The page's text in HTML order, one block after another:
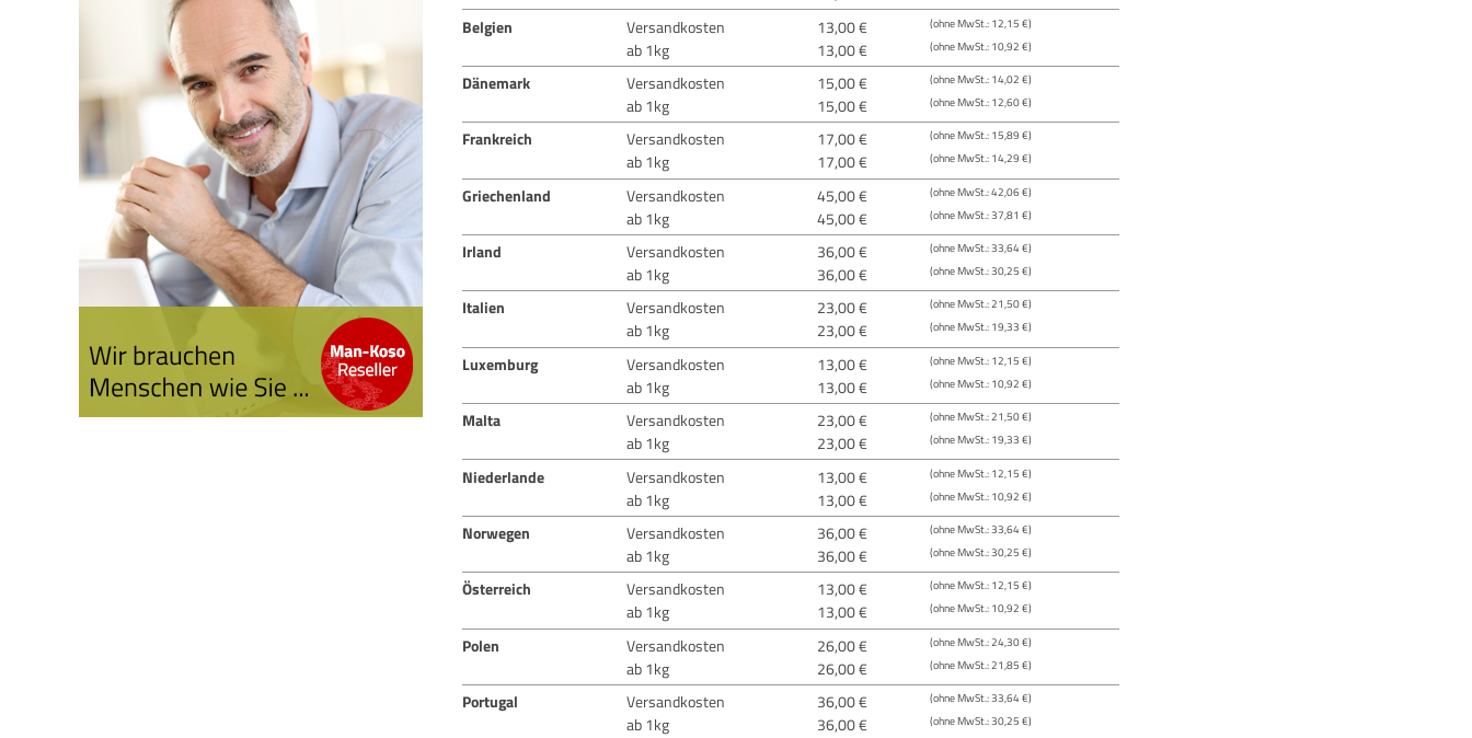
Belgien Versandkosten 13,00 € (ohne MwSt.: 12,15 €)
ab 1kg 13,00 € (ohne MwSt.: 10,92 €)
Dänemark Versandkosten 15,00 € (ohne MwSt.: 14,02 €)
ab 1kg 15,00 € (ohne MwSt.: 12,60 €)
Frankreich Versandkosten 17,00 € (ohne MwSt.: 15,89 €)
ab 1kg 17,00 € (ohne MwSt.: 14,29 €)
Griechenland Versandkosten 45,00 € (ohne MwSt.: 42,06 €)
ab 1kg 45,00 € (ohne MwSt.: 37,81 €)
Irland Versandkosten 36,00 € (ohne MwSt.: 33,64 €)
ab 1kg 36,00 € (ohne MwSt.: 30,25 €)
Italien Versandkosten 23,00 € (ohne MwSt.: 21,50 €)
ab 1kg 23,00 € (ohne MwSt.: 19,33 €)
Luxemburg Versandkosten 13,00 € (ohne MwSt.: 12,15 €)
ab 1kg 13,00 € (ohne MwSt.: 10,92 €)
Malta Versandkosten 23,00 € (ohne MwSt.: 21,50 €)
ab 1kg 23,00 € (ohne MwSt.: 19,33 €)
Niederlande Versandkosten 13,00 € (ohne MwSt.: 12,15 €)
ab 1kg 13,00 € (ohne MwSt.: 10,92 €)
Norwegen Versandkosten 36,00 € (ohne MwSt.: 33,64 €)
ab 1kg 36,00 € (ohne MwSt.: 30,25 €)
Österreich Versandkosten 13,00 € (ohne MwSt.: 12,15 €)
ab 1kg 13,00 € (ohne MwSt.: 10,92 €)
Polen Versandkosten 26,00 € (ohne MwSt.: 24,30 €)
ab 1kg 26,00 € (ohne MwSt.: 21,85 €)
Portugal Versandkosten 36,00 € (ohne MwSt.: 33,64 €)
ab 1kg 36,00 € (ohne MwSt.: 30,25 €)